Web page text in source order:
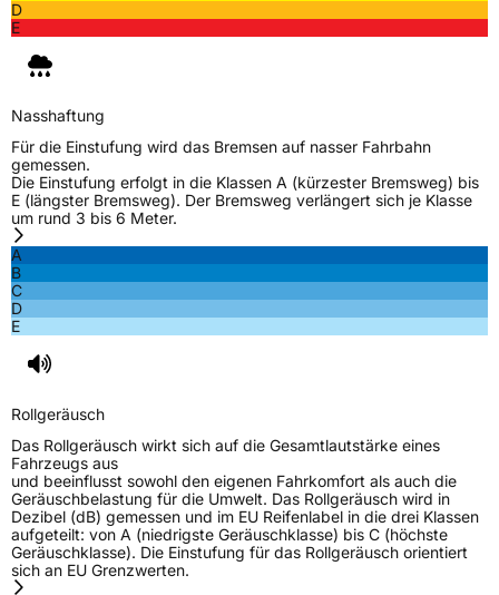
D
E
Nasshaftung
Für die Einstufung wird das Bremsen auf nasser Fahrbahn
gemessen.
Die Einstufung erfolgt in die Klassen A (kürzester Bremsweg) bis
E (längster Bremsweg). Der Bremsweg verlängert sich je Klasse
um rund 3 bis 6 Meter.
A
B
C
D
E
Rollgeräusch
Das Rollgeräusch wirkt sich auf die Gesamtlautstärke eines
Fahrzeugs aus
und beeinflusst sowohl den eigenen Fahrkomfort als auch die
Geräuschbelastung für die Umwelt. Das Rollgeräusch wird in
Dezibel (dB) gemessen und im EU Reifenlabel in die drei Klassen
aufgeteilt: von A (niedrigste Geräuschklasse) bis C (höchste
Geräuschklasse). Die Einstufung für das Rollgeräusch orientiert
sich an EU Grenzwerten.